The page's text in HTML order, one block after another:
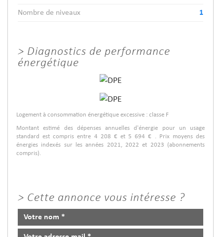
Nombre de niveaux 1
> Diagnostics de performance
énergétique
Logement à consommation énergétique excessive : classe F
Montant estimé des dépenses annuelles d'énergie pour un usage
standard est compris entre 4 208 € et 5 694 € . Prix moyens des
énergies indexés sur les années 2021, 2022 et 2023 (abonnements
compris).
> Cette annonce vous intéresse ?